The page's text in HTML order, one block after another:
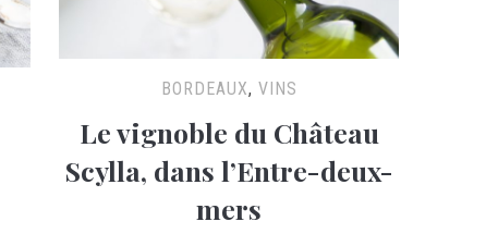
BORDEAUX, VINS
Le vignoble du Château
Scylla, dans l’Entre-deux-
mers